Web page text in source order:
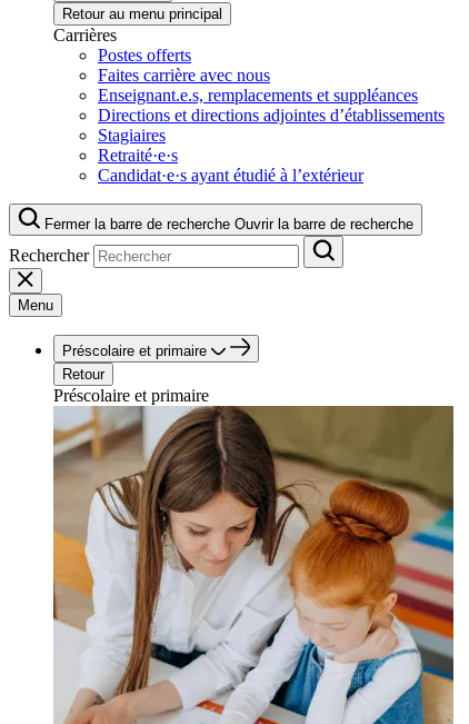
Retour au menu principal
Carrières
Postes offerts
Faites carrière avec nous
Enseignant.e.s, remplacements et suppléances
Directions et directions adjointes d’établissements
Stagiaires
Retraité·e·s
Candidat·e·s ayant étudié à l’extérieur
Fermer la barre de recherche Ouvrir la barre de recherche
Rechercher
Menu
Préscolaire et primaire
Retour
Préscolaire et primaire